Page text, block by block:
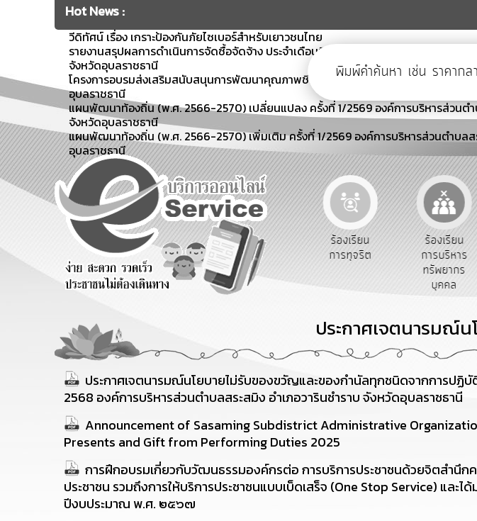
Hot News :
วีดิทัศน์ เรื่อง เกราะป้องกันภัยไซเบอร์สำหรับเยาวชนไทย
รายงานสรุปผลการดำเนินการจัดซื้อจัดจ้าง ประจำเดือนมิถุนายน 2569 องค์การบริหารส่วน
จังหวัดอุบลราชธานี
โครงการอบรมส่งเสริมสนับสนุนการพัฒนาคุณภาพชีวิตผู้สูงอายุ (โรงเรียนผู้สูงอายุ) อบต.ส
อุบลราชธานี
แผนพัฒนาท้องถิ่น (พ.ศ. 2566-2570) เปลี่ยนแปลง ครั้งที่ 1/2569 องค์การบริหารส่วนตำ
จังหวัดอุบลราชธานี
แผนพัฒนาท้องถิ่น (พ.ศ. 2566-2570) เพิ่มเติม ครั้งที่ 1/2569 องค์การบริหารส่วนตำบลส
อุบลราชธานี
สายด่วนผู้
รับฟังความ
คิดเห็น
ประชาชน
ร้องเรียน
ร้องทุกข์
ร้องเรียน
การทุจริต
ร้องเรียน
การบริหาร
ทรัพยากร
บุคคล
ประกาศเจตนารมณ์
ประกาศเจตนารมณ์นโยบายไม่รับของขวัญและของกำนัลทุกชนิดจากการปฏิ
2568 องค์การบริหารส่วนตำบลสระสมิง อำเภอวารินชำราบ จังหวัดอุบลราชธานี
Announcement of Sasaming Subdistrict Administrative
Presents and Gift from Performing Duties 2025
การฝึกอบรมเกี่ยวกับวัฒนธรรมองค์กรต่อ การบริการประชาชนด้วยจิตสำนึ
ประชาชน รวมถึงการให้บริการประชาชนแบบเบ็ดเสร็จ (One Stop Service) แล
ปีงบประมาณ พ.ศ. ๒๕๖๗